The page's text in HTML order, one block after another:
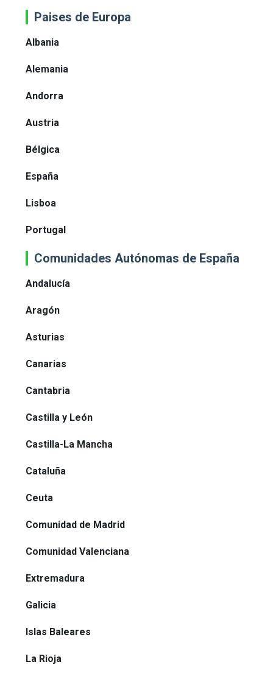
Paises de Europa
Albania
Alemania
Andorra
Austria
Bélgica
España
Lisboa
Portugal
Comunidades Autónomas de España
Andalucía
Aragón
Asturias
Canarias
Cantabria
Castilla y León
Castilla-La Mancha
Cataluña
Ceuta
Comunidad de Madrid
Comunidad Valenciana
Extremadura
Galicia
Islas Baleares
La Rioja